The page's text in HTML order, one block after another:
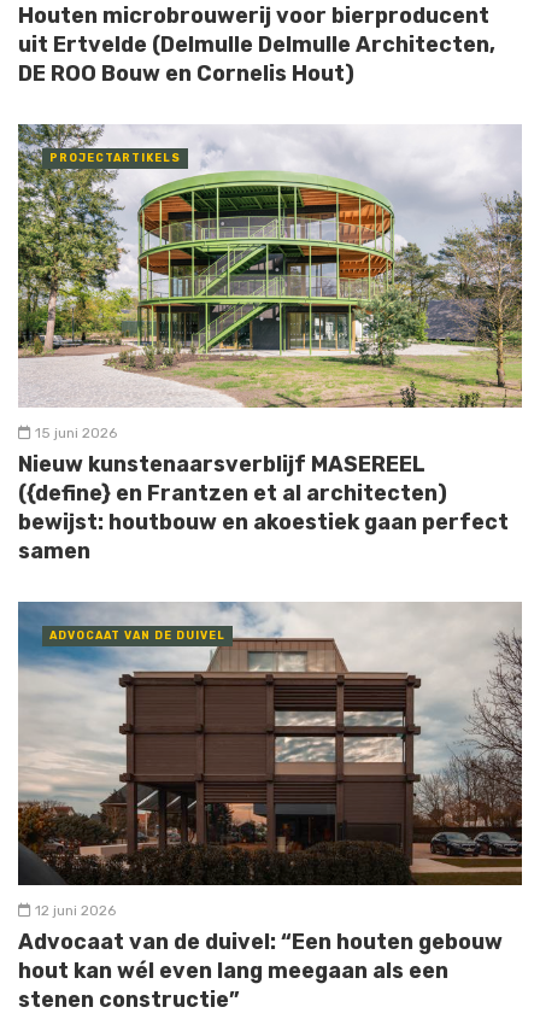
Houten microbrouwerij voor bierproducent
uit Ertvelde (Delmulle Delmulle Architecten,
DE ROO Bouw en Cornelis Hout)
PROJECTARTIKELS
15 juni 2026
Nieuw kunstenaarsverblijf MASEREEL
({define} en Frantzen et al architecten)
bewijst: houtbouw en akoestiek gaan perfect
samen
ADVOCAAT VAN DE DUIVEL
12 juni 2026
Advocaat van de duivel: “Een houten gebouw
hout kan wél even lang meegaan als een
stenen constructie”